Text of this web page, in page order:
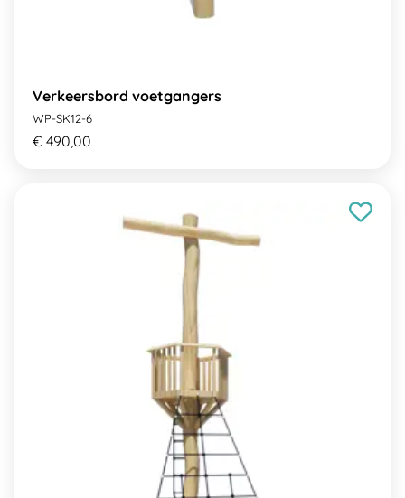
Verkeersbord voetgangers
WP-SK12-6
€ 490,00